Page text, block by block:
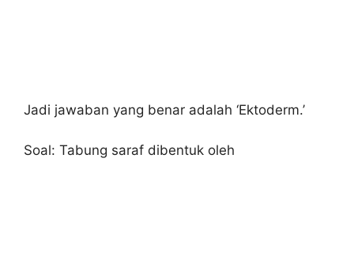
Jadi jawaban yang benar adalah ‘Ektoderm.’
Soal: Tabung saraf dibentuk oleh